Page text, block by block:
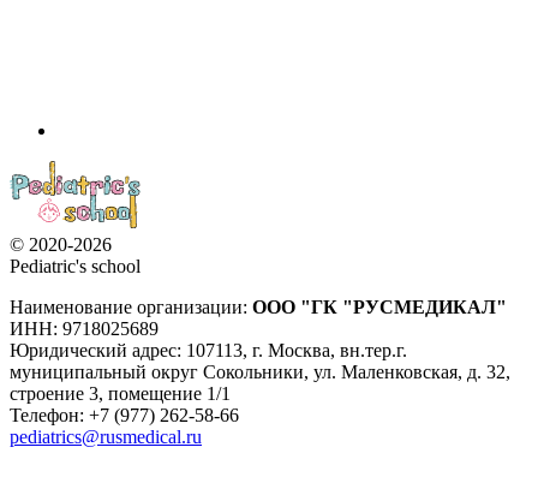
© 2020-2026
Pediatric's school
Наименование организации: ООО "ГК "РУСМЕДИКАЛ"
ИНН: 9718025689
Юридический адрес: 107113, г. Москва, вн.тер.г.
муниципальный округ Сокольники, ул. Маленковская, д. 32,
строение 3, помещение 1/1
Телефон: +7 (977) 262-58-66
pediatrics@rusmedical.ru